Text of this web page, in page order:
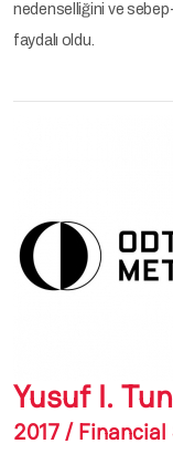
nedenselliğini ve
faydalı oldu.
Yusuf I.
2017 /